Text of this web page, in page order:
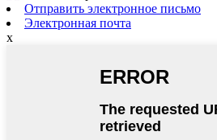
Отправить электронное письмо
Электронная почта
x